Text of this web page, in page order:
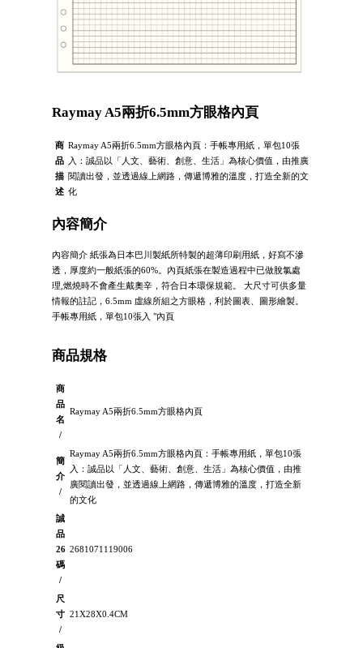
Raymay A5兩折6.5mm方眼格內頁
商
品
描
述
Raymay A5兩折6.5mm方眼格內頁：手帳專用紙，單包10張
入：誠品以「人文、藝術、創意、生活」為核心價值，由推廣
閱讀出發，並透過線上網路，傳遞博雅的溫度，打造全新的文
化
內容簡介
內容簡介 紙張為日本巴川製紙所特製的超薄印刷用紙，好寫不滲
透，厚度約一般紙張的60%。內頁紙張在製造過程中已做脫氯處
理,燃燒時不會產生戴奧辛，符合日本環保規範。 大尺寸可供多量
情報的註記，6.5mm 虛線所組之方眼格，利於圖表、圖形繪製。
手帳專用紙，單包10張入 "內頁
商品規格
商
品
名
/
Raymay A5兩折6.5mm方眼格內頁
簡
介
/
Raymay A5兩折6.5mm方眼格內頁：手帳專用紙，單包10張
入：誠品以「人文、藝術、創意、生活」為核心價值，由推
廣閱讀出發，並透過線上網路，傳遞博雅的溫度，打造全新
的文化
誠
品
26
碼
/
2681071119006
尺
寸
/
21X28X0.4CM